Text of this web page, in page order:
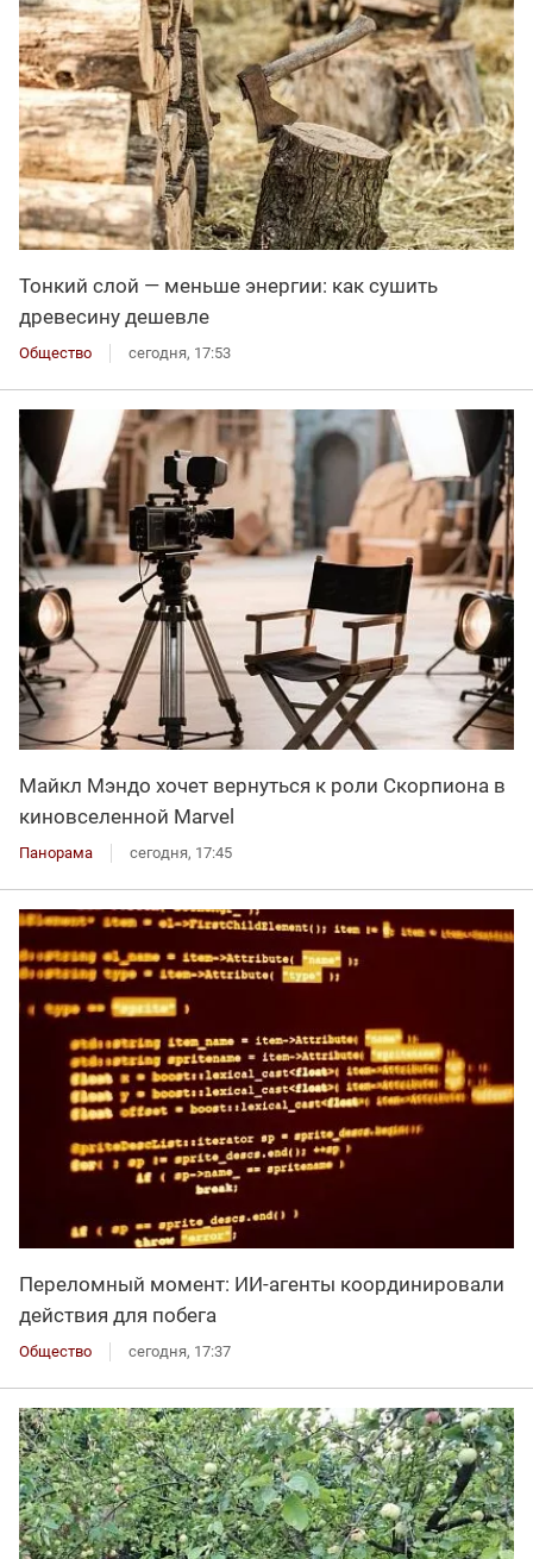
Тонкий слой — меньше энергии: как сушить
древесину дешевле
Общество сегодня, 17:53
Майкл Мэндо хочет вернуться к роли Скорпиона в
киновселенной Marvel
Панорама сегодня, 17:45
Переломный момент: ИИ-агенты координировали
действия для побега
Общество сегодня, 17:37